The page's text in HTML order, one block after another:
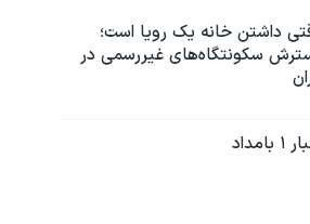
داشتن خانه یک رویا است؛
سکونتگاه‌های غیررسمی در